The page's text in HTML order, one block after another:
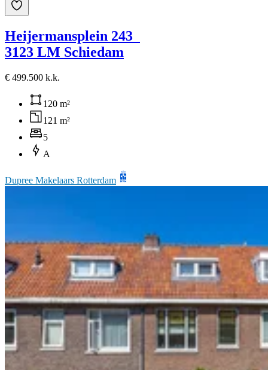
Heijermansplein 243
3123 LM Schiedam
€ 499.500 k.k.
120 m²
121 m²
5
A
Dupree Makelaars Rotterdam